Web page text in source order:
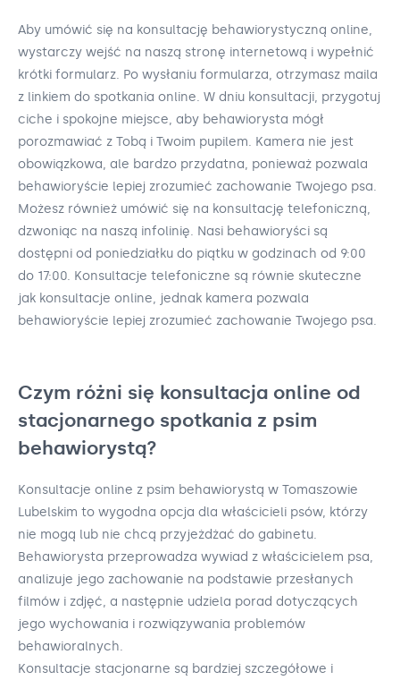
Aby umówić się na konsultację behawiorystyczną online,
wystarczy wejść na naszą stronę internetową i wypełnić
krótki formularz. Po wysłaniu formularza, otrzymasz maila
z linkiem do spotkania online. W dniu konsultacji, przygotuj
ciche i spokojne miejsce, aby behawiorysta mógł
porozmawiać z Tobą i Twoim pupilem. Kamera nie jest
obowiązkowa, ale bardzo przydatna, ponieważ pozwala
behawioryście lepiej zrozumieć zachowanie Twojego psa.
Możesz również umówić się na konsultację telefoniczną,
dzwoniąc na naszą infolinię. Nasi behawioryści są
dostępni od poniedziałku do piątku w godzinach od 9:00
do 17:00. Konsultacje telefoniczne są równie skuteczne
jak konsultacje online, jednak kamera pozwala
behawioryście lepiej zrozumieć zachowanie Twojego psa.
Czym różni się konsultacja online od
stacjonarnego spotkania z psim
behawiorystą?
Konsultacje online z psim behawiorystą w Tomaszowie
Lubelskim to wygodna opcja dla właścicieli psów, którzy
nie mogą lub nie chcą przyjeżdżać do gabinetu.
Behawiorysta przeprowadza wywiad z właścicielem psa,
analizuje jego zachowanie na podstawie przesłanych
filmów i zdjęć, a następnie udziela porad dotyczących
jego wychowania i rozwiązywania problemów
behawioralnych.
Konsultacje stacjonarne są bardziej szczegółowe i